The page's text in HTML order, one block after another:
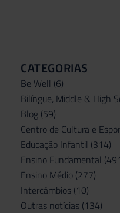
CATEGORIAS
Be Well (6)
Bilíngue, Middle & High
Blog (59)
Centro de Cultura e
Educação Infantil (314)
Ensino Fundamental
Ensino Médio (277)
Intercâmbios (10)
Outras notícias (134)